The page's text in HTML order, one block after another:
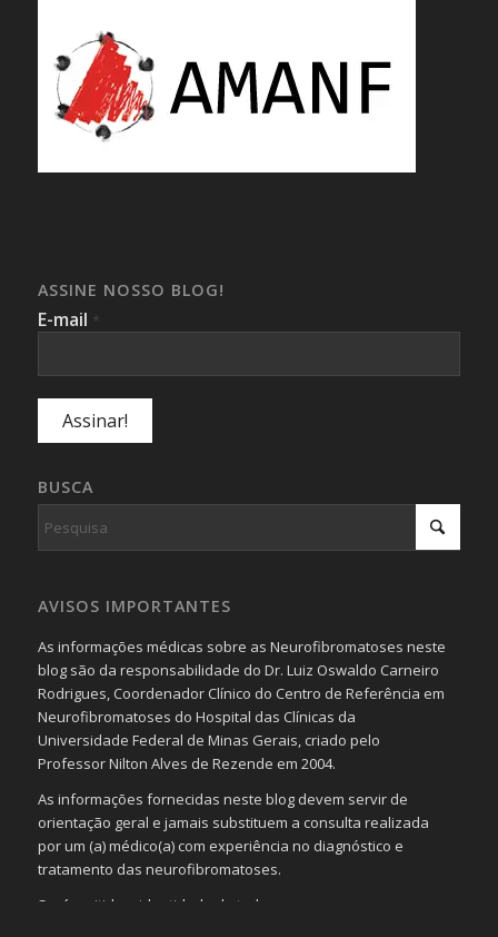
ASSINE NOSSO BLOG!
E-mail *
BUSCA
AVISOS IMPORTANTES
As informações médicas sobre as Neurofibromatoses neste
blog são da responsabilidade do Dr. Luiz Oswaldo Carneiro
Rodrigues, Coordenador Clínico do Centro de Referência em
Neurofibromatoses do Hospital das Clínicas da
Universidade Federal de Minas Gerais, criado pelo
Professor Nilton Alves de Rezende em 2004.
As informações fornecidas neste blog devem servir de
orientação geral e jamais substituem a consulta realizada
por um (a) médico(a) com experiência no diagnóstico e
tratamento das neurofibromatoses.
Será omitida a identidade de todas as pessoas que